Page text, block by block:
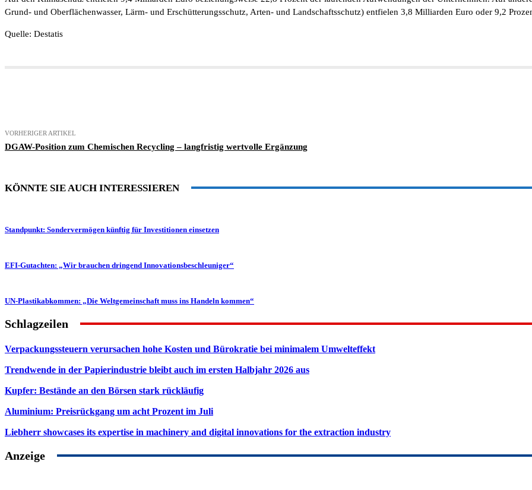
Grund- und Oberflächenwasser, Lärm- und Erschütterungsschutz, Arten- und Landschaftsschutz) entfielen 3,8 Milliarden Euro oder 9,2
Quelle: Destatis
VORHERIGER ARTIKEL
DGAW-Position zum Chemischen Recycling – langfristig wertvolle Ergänzung
KÖNNTE SIE AUCH INTERESSIEREN
Standpunkt: Sondervermögen künftig für Investitionen einsetzen
EFI-Gutachten: „Wir brauchen dringend Innovationsbeschleuniger“
UN-Plastikabkommen: „Die Weltgemeinschaft muss ins Handeln kommen“
Schlagzeilen
Verpackungssteuern verursachen hohe Kosten und Bürokratie bei minimalem Umwelteffekt
Trendwende in der Papierindustrie bleibt auch im ersten Halbjahr 2026 aus
Kupfer: Bestände an den Börsen stark rückläufig
Aluminium: Preisrückgang um acht Prozent im Juli
Liebherr showcases its expertise in machinery and digital innovations for the extraction industry
Anzeige